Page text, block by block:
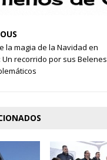
la magia de la Navidad en
Un recorrido por sus Belenes